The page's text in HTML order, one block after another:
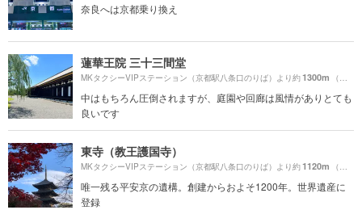
奈良へは京都乗り換え
蓮華王院 三十三間堂
MKタクシーVIPステーション（京都駅八条口のりば）より約1300m （徒歩22分）
中はもちろん圧倒されますが、庭園や回廊は風情がありとても
良いです
東寺（教王護国寺）
MKタクシーVIPステーション（京都駅八条口のりば）より約1120m （徒歩19分）
唯一残る平安京の遺構。創建からおよそ1200年。世界遺産に
登録